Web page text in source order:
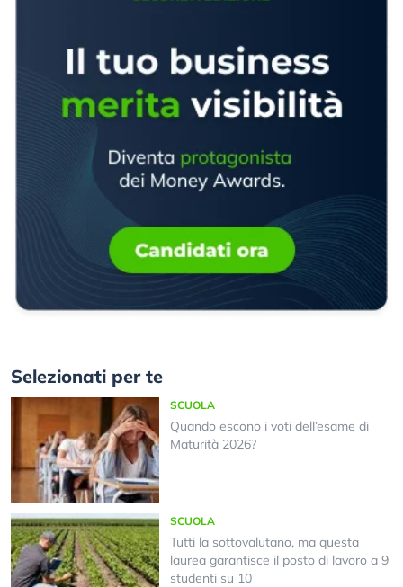
Selezionati per te
SCUOLA
Quando escono i voti dell’esame di
Maturità 2026?
SCUOLA
Tutti la sottovalutano, ma questa
laurea garantisce il posto di lavoro a 9
studenti su 10